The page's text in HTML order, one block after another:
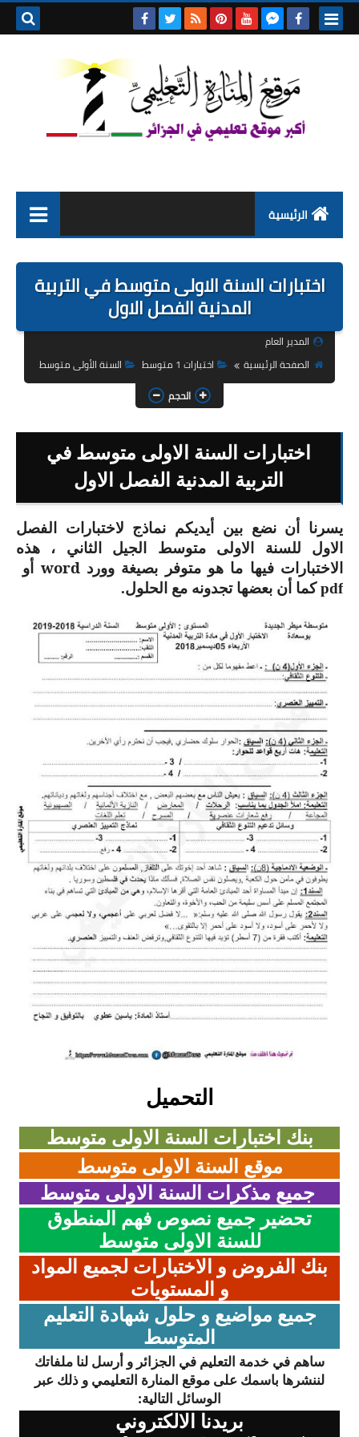
الرئيسية
التربية التحضيرية
السنة الاولى ابتدائي
السنة الثانية ابتدائي
السنة الثالثة ابتدائي
السنة الرابعة ابتدائي
السنة الخامسة ابتدائي
شهادة التعليم الابتدائي
تزيين القسم
التعليم المتوسط
السنة الاولى متوسط
السنة الثانية متوسط
السنة الثالثة متوسط
السنة الرابعة متوسط
شهادة التعليم المتوسط
بنك الفروض و الاختبارات
محفظة الأستاذ
بنك مذكرات الاستاذ
بنك التوزيعات الشهرية
دفاتر استاذ التعليم الابتدائي
المسابقات المهنية
بحوث اللغة العربية
بحوث الرياضيات
بحوث التاريخ و الجغرافيا
بحوث الفيزياء و الكيمياء
بحوث العلوم الطبيعية
بحوث اللغة الفرنسية
بحوث اللغة الانجليزية
بحوث في مجالات اخرى
اختبارات السنة الاولى متوسط في التربية
المدنية الفصل الاول
المدير العام
الصفحة الرئيسية
اختبارات 1 متوسط
السنة الأولى متوسط
الحجم
اختبارات السنة الاولى متوسط في
التربية المدنية الفصل الاول
يسرنا أن نضع بين أيديكم نماذج لاختبارات الفصل
الاول للسنة الاولى متوسط الجيل الثاني ، هذه
الاختبارات فيها ما هو متوفر بصيغة ووردword أو
pdf كما أن بعضها تجدونه مع الحلول
.
التحميل
بنك اختبارات السنة الاولى متوسط
موقع السنة الاولى متوسط
جميع مذكرات السنة الاولى متوسط
تحضير جميع نصوص فهم المنطوق
للسنة الاولى متوسط
بنك الفروض و الاختبارات لجميع المواد
و المستويات
جميع مواضيع و حلول شهادة التعليم
المتوسط
ساهم في خدمة التعليم في الجزائر و أرسل لنا ملفاتك
لننشرها باسمك على موقع المنارة التعليمي و ذلك عبر
الوسائل التالية:
بريدنا الالكتروني